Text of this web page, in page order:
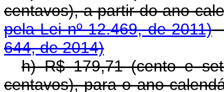
centavos), a partir do
pela Lei nº 12.469, de 2011)
644, de 2014)
h) R$ 179,71 (cento e
centavos), para o ano-